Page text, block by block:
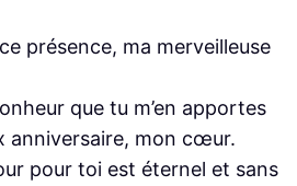
présence, ma merveilleuse
que tu m’en apportes
anniversaire, mon cœur.
pour toi est éternel et sans